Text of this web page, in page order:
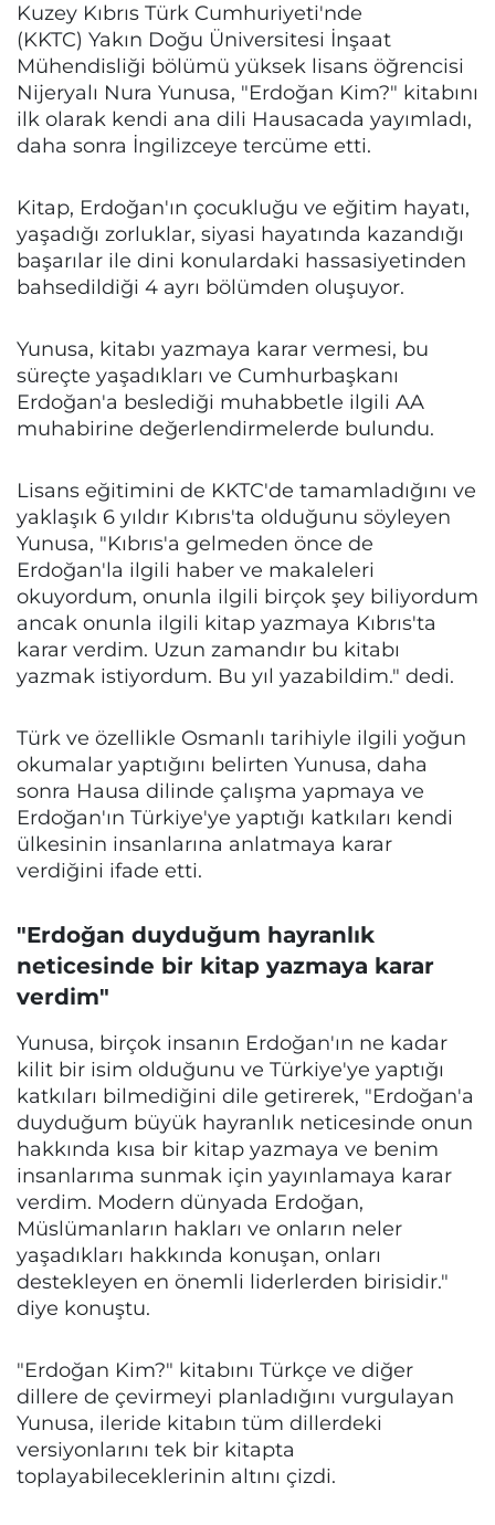
Kuzey Kıbrıs Türk Cumhuriyeti'nde
(KKTC) Yakın Doğu Üniversitesi İnşaat
Mühendisliği bölümü yüksek lisans öğrencisi
Nijeryalı Nura Yunusa, "Erdoğan Kim?" kitabını
ilk olarak kendi ana dili Hausacada yayımladı,
daha sonra İngilizceye tercüme etti.
Kitap, Erdoğan'ın çocukluğu ve eğitim hayatı,
yaşadığı zorluklar, siyasi hayatında kazandığı
başarılar ile dini konulardaki hassasiyetinden
bahsedildiği 4 ayrı bölümden oluşuyor.
Yunusa, kitabı yazmaya karar vermesi, bu
süreçte yaşadıkları ve Cumhurbaşkanı
Erdoğan'a beslediği muhabbetle ilgili AA
muhabirine değerlendirmelerde bulundu.
Lisans eğitimini de KKTC'de tamamladığını ve
yaklaşık 6 yıldır Kıbrıs'ta olduğunu söyleyen
Yunusa, "Kıbrıs'a gelmeden önce de
Erdoğan'la ilgili haber ve makaleleri
okuyordum, onunla ilgili birçok şey biliyordum
ancak onunla ilgili kitap yazmaya Kıbrıs'ta
karar verdim. Uzun zamandır bu kitabı
yazmak istiyordum. Bu yıl yazabildim." dedi.
Türk ve özellikle Osmanlı tarihiyle ilgili yoğun
okumalar yaptığını belirten Yunusa, daha
sonra Hausa dilinde çalışma yapmaya ve
Erdoğan'ın Türkiye'ye yaptığı katkıları kendi
ülkesinin insanlarına anlatmaya karar
verdiğini ifade etti.
"Erdoğan duyduğum hayranlık
neticesinde bir kitap yazmaya karar
verdim"
Yunusa, birçok insanın Erdoğan'ın ne kadar
kilit bir isim olduğunu ve Türkiye'ye yaptığı
katkıları bilmediğini dile getirerek, "Erdoğan'a
duyduğum büyük hayranlık neticesinde onun
hakkında kısa bir kitap yazmaya ve benim
insanlarıma sunmak için yayınlamaya karar
verdim. Modern dünyada Erdoğan,
Müslümanların hakları ve onların neler
yaşadıkları hakkında konuşan, onları
destekleyen en önemli liderlerden birisidir."
diye konuştu.
"Erdoğan Kim?" kitabını Türkçe ve diğer
dillere de çevirmeyi planladığını vurgulayan
Yunusa, ileride kitabın tüm dillerdeki
versiyonlarını tek bir kitapta
toplayabileceklerinin altını çizdi.